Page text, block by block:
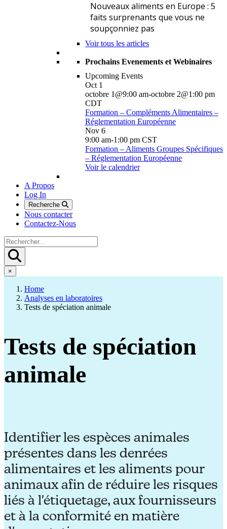
Nouveaux aliments en Europe : 5
faits surprenants que vous ne
soupçonniez pas
Voir tous les articles
Prochains Evenements et Webinaires
Upcoming Events
Oct 1
octobre 1@9:00 am-octobre 2@1:00 pm
CDT
Formation – Compléments Alimentaires –
Réglementation Européenne
Nov 6
9:00 am-1:00 pm CST
Formation – Aliments Groupes Spécifiques
– Réglementation Européenne
Voir le calendrier
A Propos
Log In
Recherche
Nous contacter
Contactez-Nous
×
Home
Analyses en laboratoires
Tests de spéciation animale
Tests de spéciation
animale
Identifier les espèces animales
présentes dans les denrées
alimentaires et les aliments pour
animaux afin de réduire les risques
liés à l'étiquetage, aux fournisseurs
et à la conformité en matière